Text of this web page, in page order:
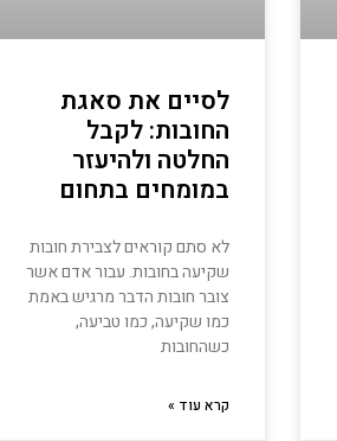
לסיים את סאגת
החובות: לקבל
החלטה ולהיעזר
במומחים בתחום
לא סתם קוראים לצבירת חובות
שקיעה בחובות. עבור אדם אשר
צובר חובות הדבר מרגיש באמת
כמו שקיעה, כמו טביעה,
כשהחובות
קרא עוד »